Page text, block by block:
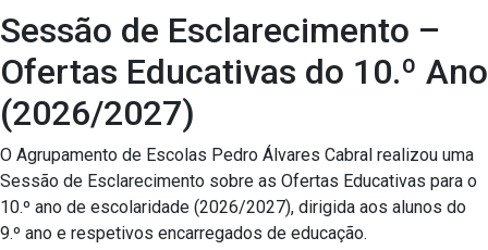
Sessão de Esclarecimento –
Ofertas Educativas do 10.º Ano
(2026/2027)
O Agrupamento de Escolas Pedro Álvares Cabral realizou uma
Sessão de Esclarecimento sobre as Ofertas Educativas para o
10.º ano de escolaridade (2026/2027), dirigida aos alunos do
9.º ano e respetivos encarregados de educação.